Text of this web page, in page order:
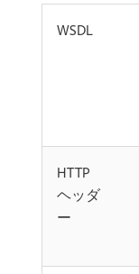
WSDL
HTTP
ヘッダ
ー